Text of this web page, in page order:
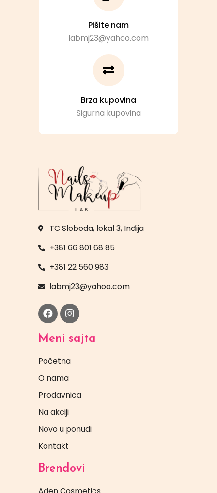
Pišite nam
labmj23@yahoo.com
Brza kupovina
Sigurna kupovina
TC Sloboda, lokal 3, Inđija
+381 66 801 68 85
+381 22 560 983
labmj23@yahoo.com
Meni sajta
Početna
O nama
Prodavnica
Na akciji
Novo u ponudi
Kontakt
Brendovi